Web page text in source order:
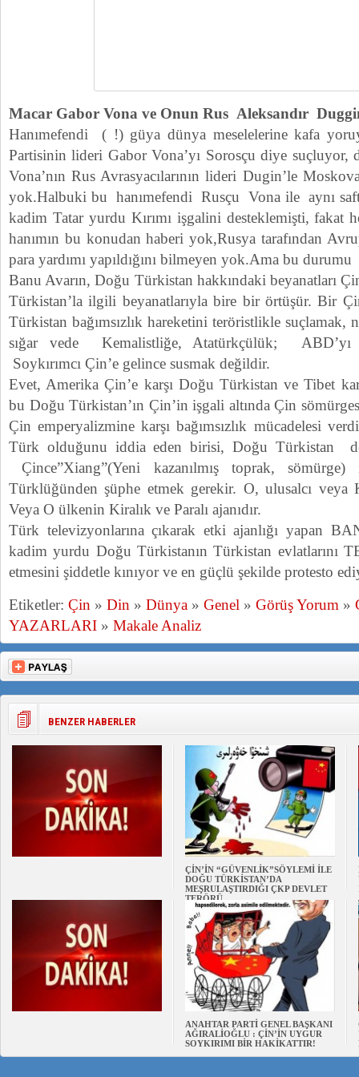
Macar Gabor Vona ve Onun Rus Aleksandır
Hanımefendi ( !) güya dünya meselelerine kafa
Partisinin lideri Gabor Vona’yı Sorosçu diye suçluyor,
Vona’nın Rus Avrasyacılarının lideri Dugin’le
yok.Halbuki bu hanımefendi Rusçu Vona ile aynı
kadim Tatar yurdu Kırımı işgalini desteklemişti, fakat
hanımın bu konudan haberi yok,Rusya tarafından
para yardımı yapıldığını bilmeyen yok.Ama bu
Banu Avarın, Doğu Türkistan hakkındaki beyanatları
Türkistan’la ilgili beyanatlarıyla bire bir örtüşür. Bir
Türkistan bağımsızlık hareketini teröristlikle suçlamak,
sığar vede Kemalistliğe, Atatürkçülük; ABD’yı
Soykırımcı Çin’e gelince susmak değildir.
Evet, Amerika Çin’e karşı Doğu Türkistan ve Tibet
bu Doğu Türkistan’ın Çin’in işgali altında Çin
Çin emperyalizmine karşı bağımsızlık mücadelesi
Türk olduğunu iddia eden birisi, Doğu Türkistan
Çince”Xiang”(Yeni kazanılmış toprak,
Türklüğünden şüphe etmek gerekir. O, ulusalcı veya
Veya O ülkenin Kiralık ve Paralı ajanıdır.
Türk televizyonlarına çıkarak etki ajanlığı yapan
kadim yurdu Doğu Türkistanın Türkistan evlatlarını
etmesini şiddetle kınıyor ve en güçlü şekilde protesto
Etiketler: Çin » Din » Dünya » Genel » Görüş Yorum »
YAZARLARI » Makale Analiz
BENZER HABERLER
ÇİN’İN “GÜVENLİK”SÖYLEMİ İLE
DOĞU TÜRKİSTAN’DA
MEŞRULAŞTIRDIĞI ÇKP DEVLET
TERÖRÜ
ANAHTAR PARTİ GENEL BAŞKANI
AĞIRALİOĞLU : ÇİN’İN UYGUR
SOYKIRIMI BİR HAKİKATTIR!